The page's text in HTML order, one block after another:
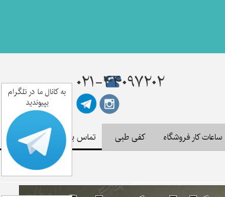
به کانال ما در تلگرام
بپیوندید
۰۲۱-۴۴۰۹۷۲۰۲
ساعات کار فروشگاه کفی طبی تماس با ما